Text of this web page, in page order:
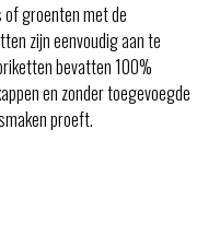
groenten met de
zijn eenvoudig aan te
bevatten 100%
en zonder toegevoegde
proeft.